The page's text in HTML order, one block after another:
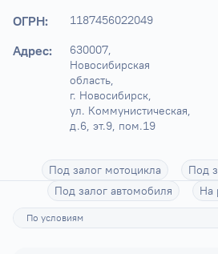
ОГРН: 1187456022049
Адрес:
630007,
Новосибирская
область,
г. Новосибирск,
ул. Коммунистическая,
д.6, эт.9, пом.19
Под залог мотоцикла
Под
Под залог автомобиля
На
По условиям